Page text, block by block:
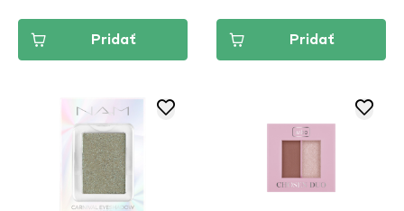
Pridať Pridať